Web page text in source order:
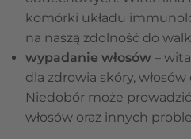
komórki układu
na naszą zdolność do
wypadanie włosów –
dla zdrowia skóry,
Niedobór może
włosów oraz innych